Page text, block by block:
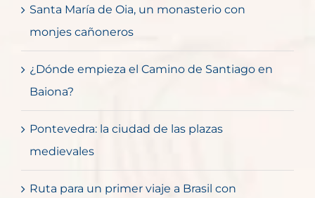
Santa María de Oia, un monasterio con
monjes cañoneros
¿Dónde empieza el Camino de Santiago en
Baiona?
Pontevedra: la ciudad de las plazas
medievales
Ruta para un primer viaje a Brasil con